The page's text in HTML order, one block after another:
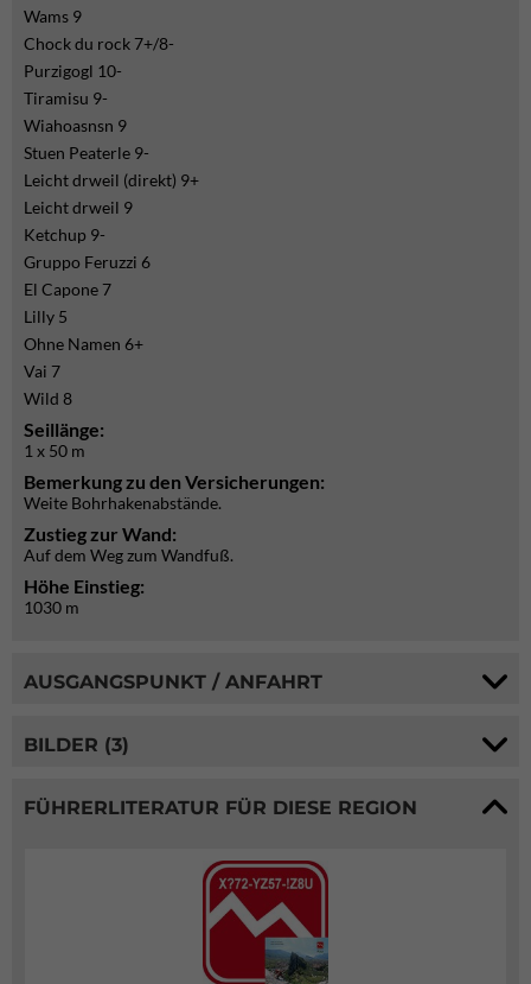
Wams 9
Chock du rock 7+/8-
Purzigogl 10-
Tiramisu 9-
Wiahoasnsn 9
Stuen Peaterle 9-
Leicht drweil (direkt) 9+
Leicht drweil 9
Ketchup 9-
Gruppo Feruzzi 6
El Capone 7
Lilly 5
Ohne Namen 6+
Vai 7
Wild 8
Seillänge:
1 x 50 m
Bemerkung zu den Versicherungen:
Weite Bohrhakenabstände.
Zustieg zur Wand:
Auf dem Weg zum Wandfuß.
Höhe Einstieg:
1030 m
AUSGANGSPUNKT / ANFAHRT
BILDER (3)
FÜHRERLITERATUR FÜR DIESE REGION